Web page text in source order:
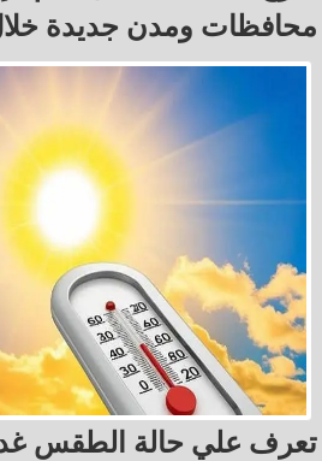
محافظات ومدن جديدة